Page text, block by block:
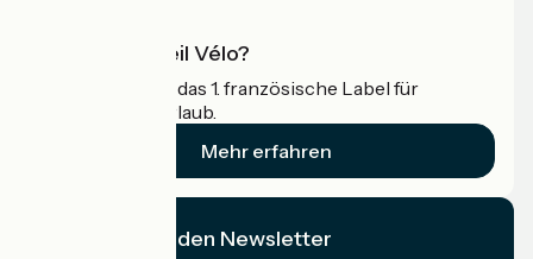
Was ist Accueil Vélo?
Accueil Vélo ist das 1. französische Label für
Radfahrer im Urlaub.
Mehr erfahren
Ich abonniere den Newsletter